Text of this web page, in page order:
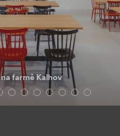
farmě Kalhov